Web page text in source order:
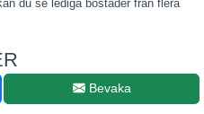
du se lediga bostäder från flera
Bevaka